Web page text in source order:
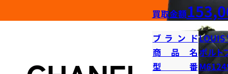
買取金額
ブランドLOUIS
商品名ポルト
型番